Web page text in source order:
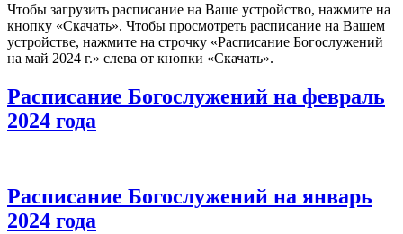
Чтобы загрузить расписание на Ваше устройство, нажмите на
кнопку «Скачать». Чтобы просмотреть расписание на Вашем
устройстве, нажмите на строчку «Расписание Богослужений
на май 2024 г.» слева от кнопки «Скачать».
Расписание Богослужений на февраль
2024 года
Расписание Богослужений на январь
2024 года